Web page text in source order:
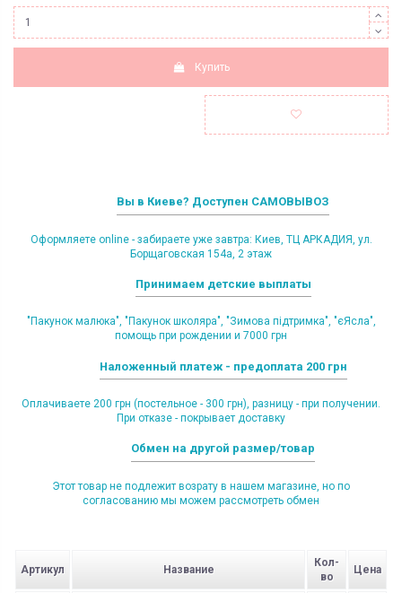
Купить
Вы в Киеве? Доступен САМОВЫВОЗ
Оформляете online - забираете уже завтра: Киев, ТЦ АРКАДИЯ, ул.
Борщаговская 154а, 2 этаж
Принимаем детские выплаты
"Пакунок малюка", "Пакунок школяра", "Зимова підтримка", "єЯсла",
помощь при рождении и 7000 грн
Наложенный платеж - предоплата 200 грн
Оплачиваете 200 грн (постельное - 300 грн), разницу - при получении.
При отказе - покрывает доставку
Обмен на другой размер/товар
Этот товар не подлежит возрату в нашем магазине, но по
согласованию мы можем рассмотреть обмен
Артикул Название
Кол-
во
Цена